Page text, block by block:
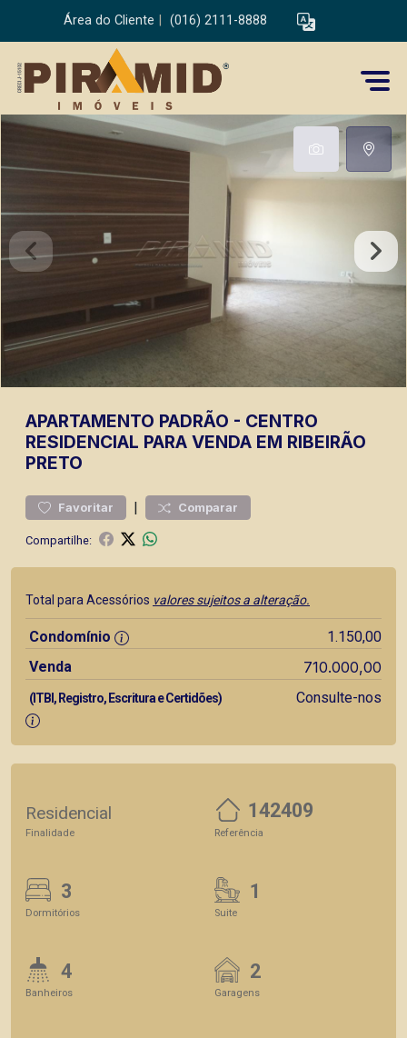
Área do Cliente (016) 2111-8888
APARTAMENTO PADRÃO - CENTRO
RESIDENCIAL PARA VENDA EM RIBEIRÃO
PRETO
Favoritar | Comparar
Compartilhe:
Total para Acessórios valores sujeitos a alteração.
Condomínio
1.150,00
Venda
710.000,00
(ITBI, Registro, Escritura e Certidões) Consulte-nos
Residencial
Finalidade
142409
Referência
3
Dormitórios
1
Suite
4
Banheiros
2
Garagens